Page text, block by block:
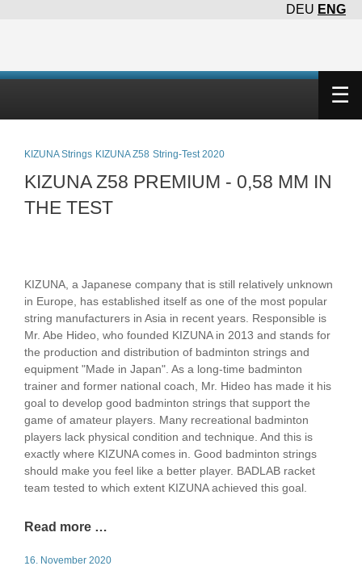
DEU ENG
☰
KIZUNA Strings KIZUNA Z58 String-Test 2020
KIZUNA Z58 PREMIUM - 0,58 MM IN
THE TEST
KIZUNA, a Japanese company that is still relatively unknown
in Europe, has established itself as one of the most popular
string manufacturers in Asia in recent years. Responsible is
Mr. Abe Hideo, who founded KIZUNA in 2013 and stands for
the production and distribution of badminton strings and
equipment "Made in Japan". As a long-time badminton
trainer and former national coach, Mr. Hideo has made it his
goal to develop good badminton strings that support the
game of amateur players. Many recreational badminton
players lack physical condition and technique. And this is
exactly where KIZUNA comes in. Good badminton strings
should make you feel like a better player. BADLAB racket
team tested to which extent KIZUNA achieved this goal.
Read more …
16. November 2020